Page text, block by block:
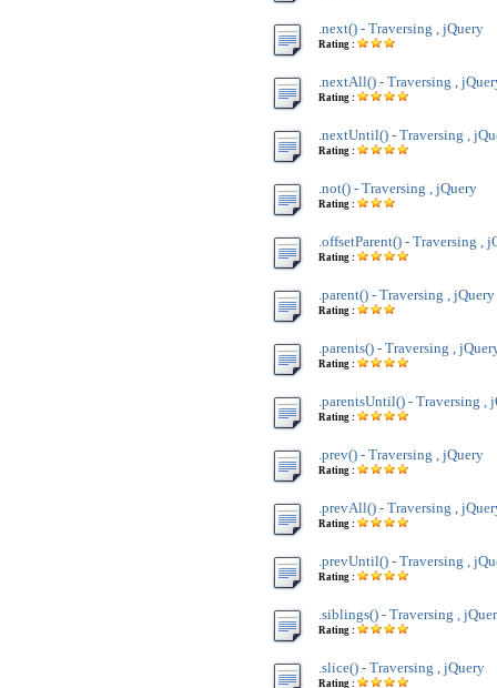
.next() - Traversing , jQuery
Rating :
.nextAll() - Traversing ,
Rating :
.nextUntil() - Traversing ,
Rating :
.not() - Traversing , jQuery
Rating :
.offsetParent() - Traversing ,
Rating :
.parent() - Traversing , jQuery
Rating :
.parents() - Traversing ,
Rating :
.parentsUntil() - Traversing ,
Rating :
.prev() - Traversing , jQuery
Rating :
.prevAll() - Traversing ,
Rating :
.prevUntil() - Traversing ,
Rating :
.siblings() - Traversing ,
Rating :
.slice() - Traversing , jQuery
Rating :